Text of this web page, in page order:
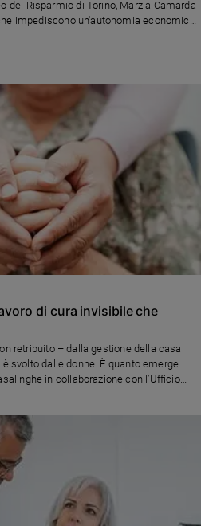
del Risparmio di Torino, Marzia Camarda
impediscono un'autonomia economica
negata fino alla penalità di maternità.
di cura invisibile che
retribuito – dalla gestione della casa
svolto dalle donne. È quanto emerge
in collaborazione con l’Ufficio